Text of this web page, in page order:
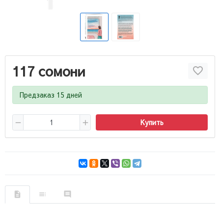
117 сомони
Предзаказ 15 дней
Купить